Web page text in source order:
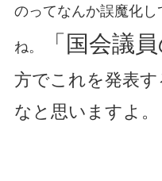
のってなんか誤魔化し
ね。 「国会議
方でこれを発表
なと思いますよ。